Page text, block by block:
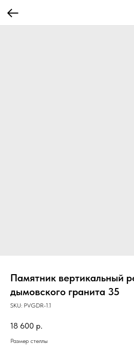
Памятник вертикальный
дымовского гранита 35
SKU: PVGDR-1.1
18 600 р.
Размер стеллы